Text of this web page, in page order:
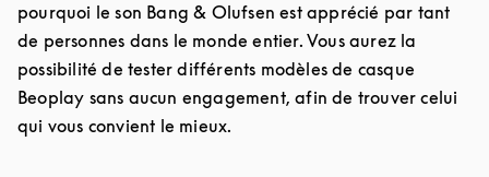
pourquoi le son Bang & Olufsen est apprécié par tant
de personnes dans le monde entier. Vous aurez la
possibilité de tester différents modèles de casque
Beoplay sans aucun engagement, afin de trouver celui
qui vous convient le mieux.